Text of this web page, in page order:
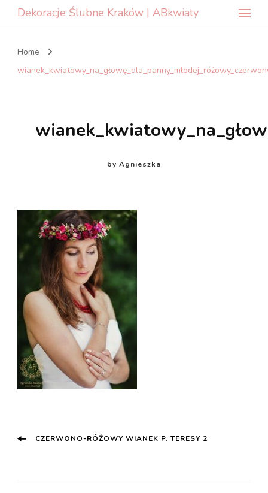
Dekoracje Ślubne Kraków | ABkwiaty
Home
by Agnieszka
Post
CZERWONO-RÓŻOWY WIANEK P. TERESY 2